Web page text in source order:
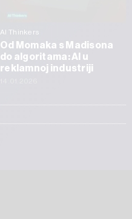
AI Thinkers
Od Momaka s Madisona
do algoritama: AI u
reklamnoj industriji